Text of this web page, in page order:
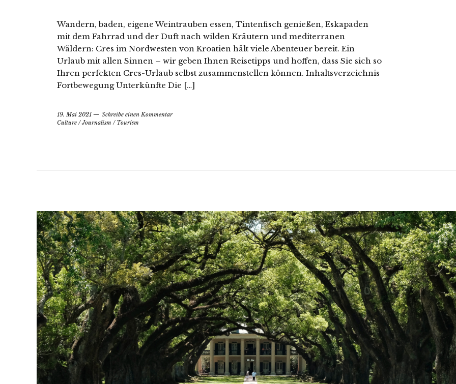
Wandern, baden, eigene Weintrauben essen, Tintenfisch genießen, Eskapaden
mit dem Fahrrad und der Duft nach wilden Kräutern und mediterranen
Wäldern: Cres im Nordwesten von Kroatien hält viele Abenteuer bereit. Ein
Urlaub mit allen Sinnen – wir geben Ihnen Reisetipps und hoffen, dass Sie sich so
Ihren perfekten Cres-Urlaub selbst zusammenstellen können. Inhaltsverzeichnis
Fortbewegung Unterkünfte Die […]
19. Mai 2021
Schreibe einen Kommentar
Culture /Journalism / Tourism